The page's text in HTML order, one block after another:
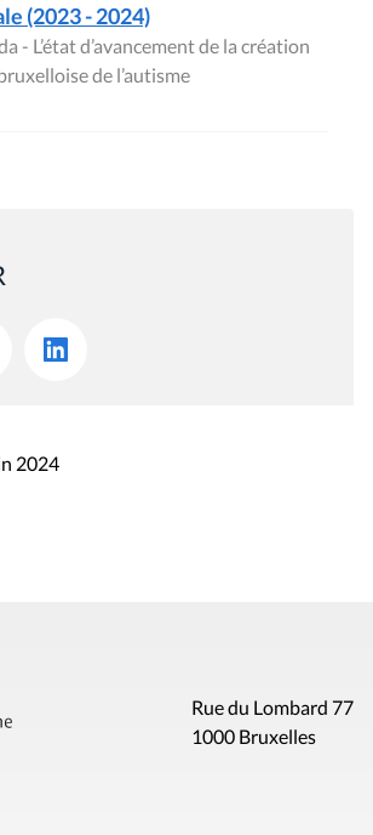
(2023 - 2024)
- L’état d’avancement de la création
de l’autisme
2024
Rue du Lombard 77
1000 Bruxelles